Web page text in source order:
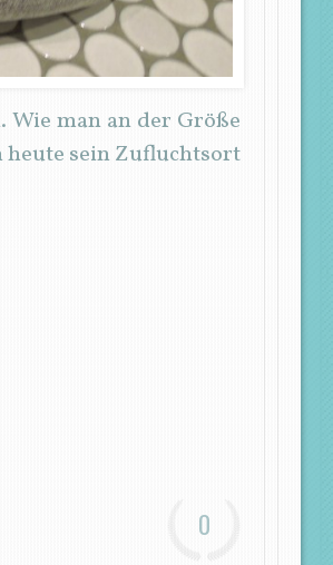
Wie man an der Größe
heute sein Zufluchtsort
0